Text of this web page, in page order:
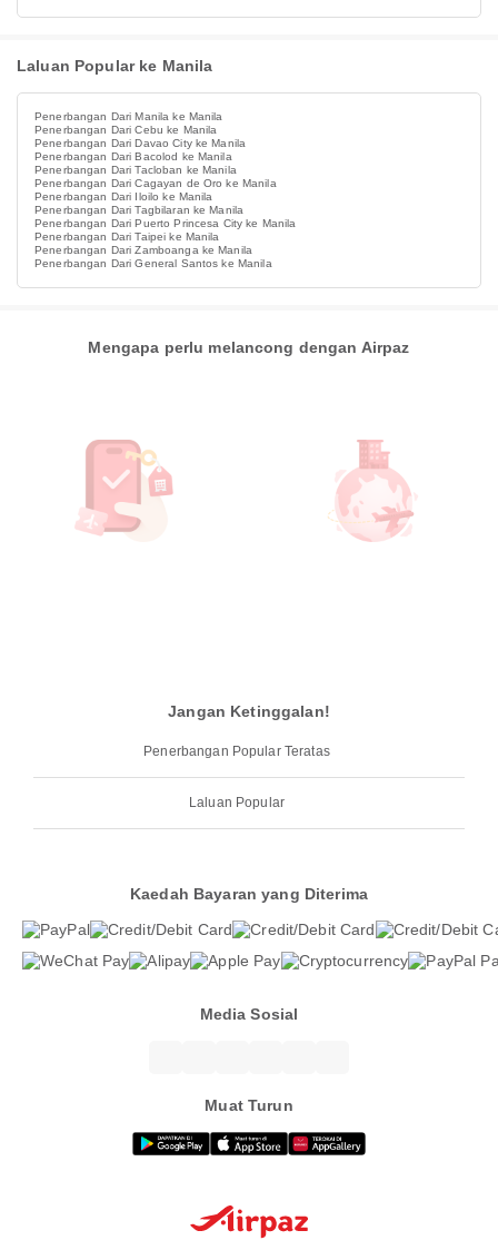
Laluan Popular ke Manila
Penerbangan Dari Manila ke Manila
Penerbangan Dari Cebu ke Manila
Penerbangan Dari Davao City ke Manila
Penerbangan Dari Bacolod ke Manila
Penerbangan Dari Tacloban ke Manila
Penerbangan Dari Cagayan de Oro ke Manila
Penerbangan Dari Iloilo ke Manila
Penerbangan Dari Tagbilaran ke Manila
Penerbangan Dari Puerto Princesa City ke Manila
Penerbangan Dari Taipei ke Manila
Penerbangan Dari Zamboanga ke Manila
Penerbangan Dari General Santos ke Manila
Mengapa perlu melancong dengan Airpaz
Jangan Ketinggalan!
Penerbangan Popular Teratas
Laluan Popular
Kaedah Bayaran yang Diterima
Media Sosial
Muat Turun